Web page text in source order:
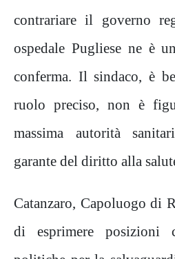
contrariare il governo
ospedale Pugliese ne è
conferma. Il sindaco, è
ruolo preciso, non è
massima autorità
garante del diritto alla
Catanzaro, Capoluogo di
di esprimere posizioni